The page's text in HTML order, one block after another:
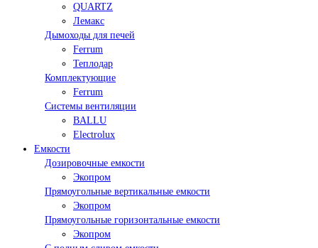
QUARTZ
Лемакс
Дымоходы для печей
Ferrum
Теплодар
Комплектующие
Ferrum
Системы вентиляции
BALLU
Electrolux
Емкости
Дозировочные емкости
Экопром
Прямоугольные вертикальные емкости
Экопром
Прямоугольные горизонтальные емкости
Экопром